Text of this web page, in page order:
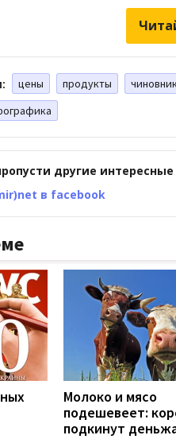
цены продукты
другие
в facebook
Молоко и мясо
подешевеет:
подкинут